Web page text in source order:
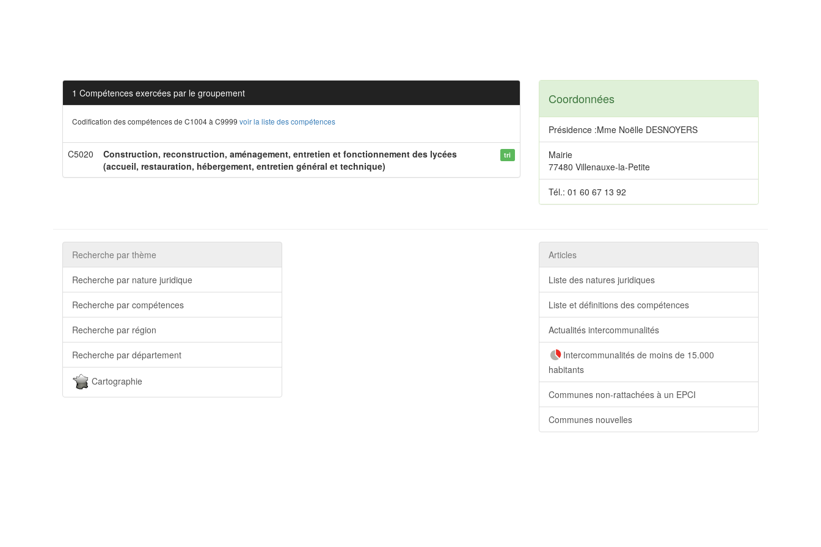
1 Compétences exercées par le groupement
Codification des compétences de C1004 à C9999 voir la liste des compétences
C5020
Construction, reconstruction, aménagement, entretien et fonctionnement des lycées
(accueil, restauration, hébergement, entretien général et technique)
tri
Coordonnées
Présidence :Mme Noëlle DESNOYERS
Mairie
77480 Villenauxe-la-Petite
Tél.: 01 60 67 13 92
Recherche par thème
Recherche par nature juridique
Recherche par compétences
Recherche par région
Recherche par département
Cartographie
Articles
Liste des natures juridiques
Liste et définitions des compétences
Actualités intercommunalités
Intercommunalités de moins de 15.000
habitants
Communes non-rattachées à un EPCI
Communes nouvelles